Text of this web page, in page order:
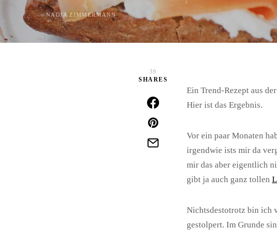
NADJA ZIMMERMANN
39
SHARES
Ein Trend-Rezept aus
Hier ist das Ergebnis.
Vor ein paar Monaten
irgendwie ists mir da
mir das aber eigentlich
gibt ja auch ganz tollen
Nichtsdestotrotz bin ich
gestolpert. Im Grunde